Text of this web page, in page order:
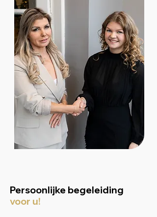
Persoonlijke begeleiding
voor u!